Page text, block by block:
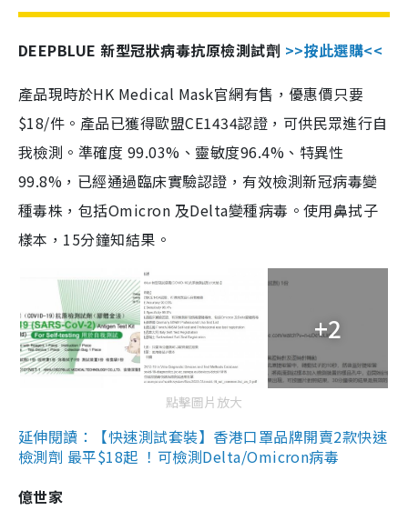
DEEPBLUE 新型冠狀病毒抗原檢測試劑 >>按此選購<<
產品現時於HK Medical Mask官網有售，優惠價只要
$18/件。產品已獲得歐盟CE1434認證，可供民眾進行自
我檢測。準確度 99.03%、靈敏度96.4%、特異性
99.8%，已經通過臨床實驗認證，有效檢測新冠病毒變
種毒株，包括Omicron 及Delta變種病毒。使用鼻拭子
樣本，15分鐘知結果。
+2
點擊圖片放大
延伸閱讀：【快速測試套裝】香港口罩品牌開賣2款快速
檢測劑 最平$18起 ！可檢測Delta/Omicron病毒
億世家